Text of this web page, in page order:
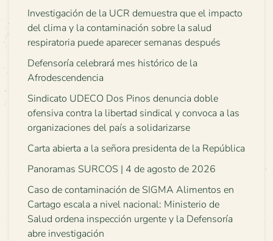
Investigación de la UCR demuestra que el impacto
del clima y la contaminación sobre la salud
respiratoria puede aparecer semanas después
Defensoría celebrará mes histórico de la
Afrodescendencia
Sindicato UDECO Dos Pinos denuncia doble
ofensiva contra la libertad sindical y convoca a las
organizaciones del país a solidarizarse
Carta abierta a la señora presidenta de la República
Panoramas SURCOS | 4 de agosto de 2026
Caso de contaminación de SIGMA Alimentos en
Cartago escala a nivel nacional: Ministerio de
Salud ordena inspección urgente y la Defensoría
abre investigación